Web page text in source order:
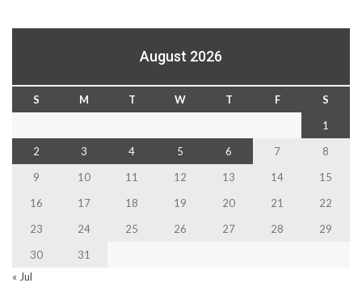
August 2026
S M T W T F
S
1
2
3 4 5 6 7
8
9
10 11 12 13 14
15
16
17 18 19 20 21
22
23
24 25 26 27 28
29
30
31
« Jul